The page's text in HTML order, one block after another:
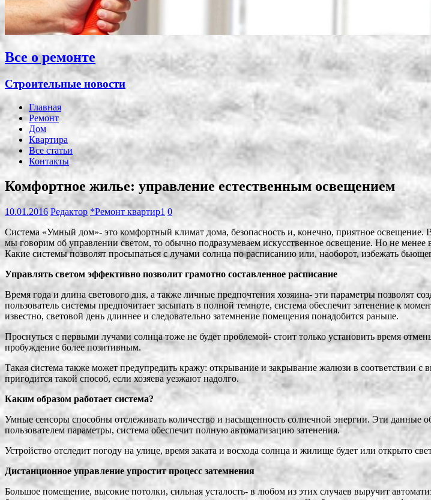
Все о ремонте
Строительные новости
Главная
Ремонт
Дом
Квартира
Все статьи
Контакты
Комфортное жилье: управление естественным освещением
10.01.2016 Редактор *Ремонт квартир1 0
Система «Умный дом»- это комфортный климат дома, безопасность и, конечно, приятное освещение.
мы говорим об управлении светом, то обычно подразумеваем искусственное освещение. Но не менее
Какие системы позволят просыпаться с лучами солнца по расписанию или, наоборот, избежать
Управлять светом эффективно позволит грамотно составленное расписание
Время года и длина светового дня, а также личные предпочтения хозяина- эти параметры позволят
пользователь системы предпочитает засыпать в полной темноте, система обеспечит затенение к
известно, световой день длиннее и следовательно затемнение помещения понадобится раньше.
Проснуться с первыми лучами солнца тоже не будет проблемой- стоит только установить время
пробуждение более позитивным.
Такая система также может предупредить кражу: открывание и закрывание жалюзи в соответствии с
пригодится такой способ, если хозяева уезжают надолго.
Каким образом работает система?
Умные сенсоры способны отслеживать количество и насыщенность солнечной энергии. Эти данные
пользователем параметры, система обеспечит полную автоматизацию затенения.
Устройство отследит погоду на улице, время заката и восхода солнца и жилище будет или открыто
Дистанционное управление упростит процесс затемнения
Большое помещение, высокие потолки, сильная усталость- в любом из этих случаев выручит